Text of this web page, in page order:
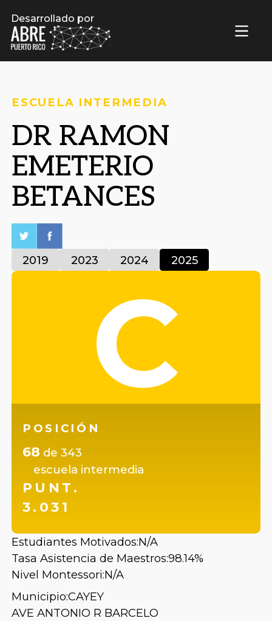
Desarrollado por
ESCUELA INTERMEDIA
DR RAMON
EMETERIO
BETANCES
2019 2023 2024 2025
C
POSICIÓN
68 de343
escuela intermedia
PUNT.
3.031
Estudiantes Motivados:N/A
Tasa Asistencia de Maestros:98.14%
Nivel Montessori:N/A
Municipio:CAYEY
AVE ANTONIO R BARCELO